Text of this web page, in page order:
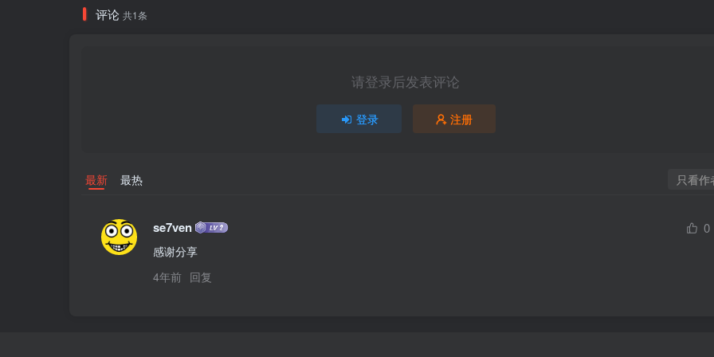
评论 共1条
请登录后发表评论
登录 注册
最新 最热 只看作
se7ven 0
感谢分享
4年前 回复